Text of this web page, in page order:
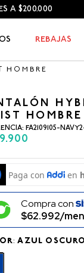
A $200.000
REBAJAS
HOMBRE
HOMBRE
: FA2109105-
.900
Compra con
$62.992/
: AZUL OSCURO